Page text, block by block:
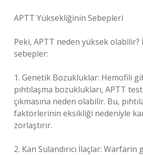
APTT Yüksekliğinin Sebepleri
Peki, APTT neden yüksek olabilir?
sebepler:
1. Genetik Bozukluklar: Hemofili
pıhtılaşma bozuklukları, APTT
çıkmasına neden olabilir. Bu,
faktörlerinin eksikliği nedeniyle
zorlaştırır.
2. Kan Sulandırıcı İlaçlar: Warfarin